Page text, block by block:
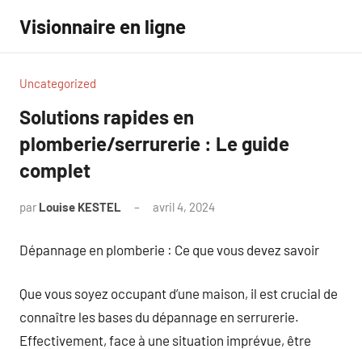
contenu
Visionnaire en ligne
Uncategorized
Solutions rapides en
plomberie/serrurerie : Le guide
complet
par Louise KESTEL avril 4, 2024
Dépannage en plomberie : Ce que vous devez savoir
Que vous soyez occupant d’une maison, il est crucial de
connaître les bases du dépannage en serrurerie.
Effectivement, face à une situation imprévue, être